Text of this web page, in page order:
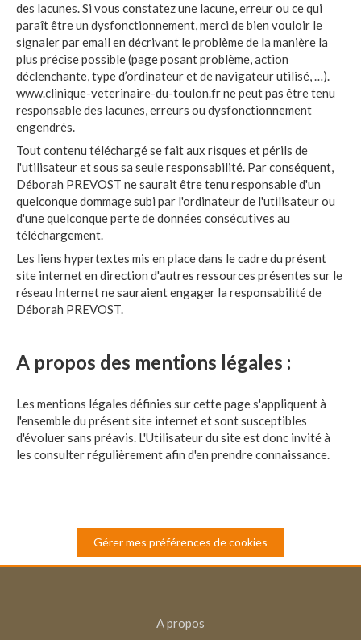
des lacunes. Si vous constatez une lacune, erreur ou ce qui
paraît être un dysfonctionnement, merci de bien vouloir le
signaler par email en décrivant le problème de la manière la
plus précise possible (page posant problème, action
déclenchante, type d’ordinateur et de navigateur utilisé, …).
www.clinique-veterinaire-du-toulon.fr ne peut pas être tenu
responsable des lacunes, erreurs ou dysfonctionnement
engendrés.
Tout contenu téléchargé se fait aux risques et périls de
l'utilisateur et sous sa seule responsabilité. Par conséquent,
Déborah PREVOST ne saurait être tenu responsable d'un
quelconque dommage subi par l'ordinateur de l'utilisateur ou
d'une quelconque perte de données consécutives au
téléchargement.
Les liens hypertextes mis en place dans le cadre du présent
site internet en direction d'autres ressources présentes sur le
réseau Internet ne sauraient engager la responsabilité de
Déborah PREVOST.
A propos des mentions légales :
Les mentions légales définies sur cette page s'appliquent à
l'ensemble du présent site internet et sont susceptibles
d'évoluer sans préavis. L'Utilisateur du site est donc invité à
les consulter régulièrement afin d'en prendre connaissance.
Gérer mes préférences de cookies
A propos